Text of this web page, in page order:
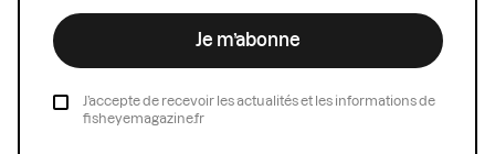
Je m’abonne
J’accepte de recevoir les actualités et les informations de
fisheyemagazine.fr